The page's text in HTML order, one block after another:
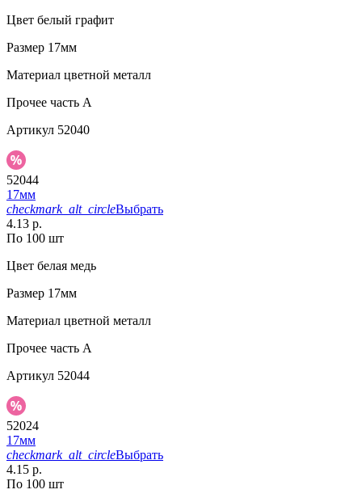
Цвет белый графит
Размер 17мм
Материал цветной металл
Прочее часть A
Артикул 52040
52044
17мм
checkmark_alt_circleВыбрать
4.13 р.
По 100 шт
Цвет белая медь
Размер 17мм
Материал цветной металл
Прочее часть A
Артикул 52044
52024
17мм
checkmark_alt_circleВыбрать
4.15 р.
По 100 шт